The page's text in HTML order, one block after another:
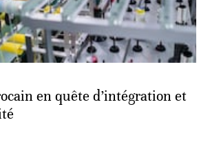
en quête d’intégration et